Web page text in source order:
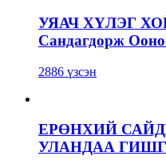
УЯАЧ ХҮЛЭГ
Сандагдорж
2886 үзсэн
ЕРӨНХИЙ
УЛАНДАА